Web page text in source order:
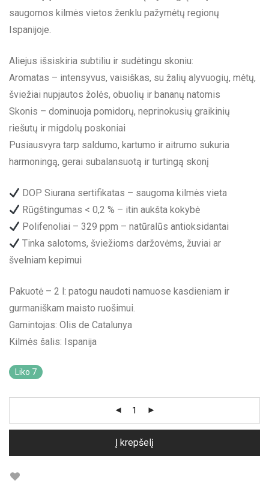
saugomos kilmės vietos ženklu pažymėtų regionų
Ispanijoje.
Aliejus išsiskiria subtiliu ir sudėtingu skoniu:
Aromatas – intensyvus, vaisiškas, su žalių alyvuogių, mėtų,
šviežiai nupjautos žolės, obuolių ir bananų natomis
Skonis – dominuoja pomidorų, neprinokusių graikinių
riešutų ir migdolų poskoniai
Pusiausvyra tarp saldumo, kartumo ir aitrumo sukuria
harmoningą, gerai subalansuotą ir turtingą skonį
DOP Siurana sertifikatas – saugoma kilmės vieta
Rūgštingumas < 0,2 % – itin aukšta kokybė
Polifenoliai – 329 ppm – natūralūs antioksidantai
Tinka salotoms, šviežioms daržovėms, žuviai ar
švelniam kepimui
Pakuotė – 2 l: patogu naudoti namuose kasdieniam ir
gurmaniškam maisto ruošimui.
Gamintojas: Olis de Catalunya
Kilmės šalis: Ispanija
Liko 7
Į krepšelį